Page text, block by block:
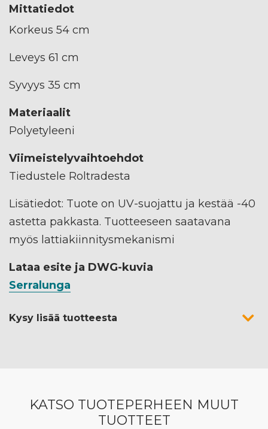
Mittatiedot
Korkeus 54 cm
Leveys 61 cm
Syvyys 35 cm
Materiaalit
Polyetyleeni
Viimeistelyvaihtoehdot
Tiedustele Roltradesta
Lisätiedot: Tuote on UV-suojattu ja kestää -40
astetta pakkasta. Tuotteeseen saatavana
myös lattiakiinnitysmekanismi
Lataa esite ja DWG-kuvia
Serralunga
Kysy lisää tuotteesta
KATSO TUOTEPERHEEN MUUT
TUOTTEET